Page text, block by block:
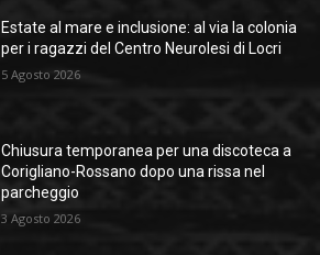
Estate al mare e inclusione: al via la colonia
per i ragazzi del Centro Neurolesi di Locri
5 Agosto 2026
Chiusura temporanea per una discoteca a
Corigliano-Rossano dopo una rissa nel
parcheggio
3 Agosto 2026